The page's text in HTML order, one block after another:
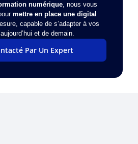
numérique, nous vous
mettre en place une digital
capable de s’adapter à vos
et de demain.
Par Un Expert